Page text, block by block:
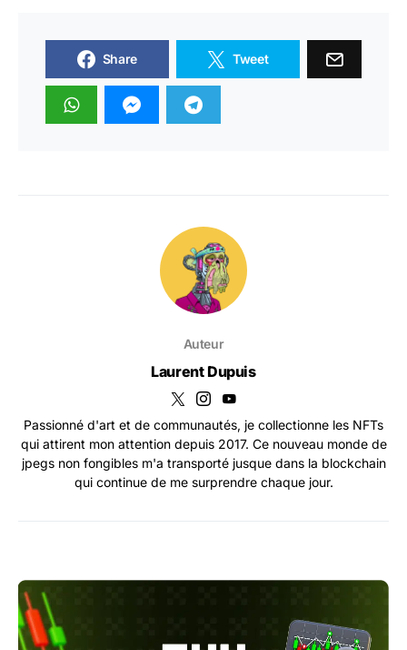
Share Tweet
Auteur
Laurent Dupuis
Passionné d'art et de communautés, je collectionne les NFTs
qui attirent mon attention depuis 2017. Ce nouveau monde de
jpegs non fongibles m'a transporté jusque dans la blockchain
qui continue de me surprendre chaque jour.